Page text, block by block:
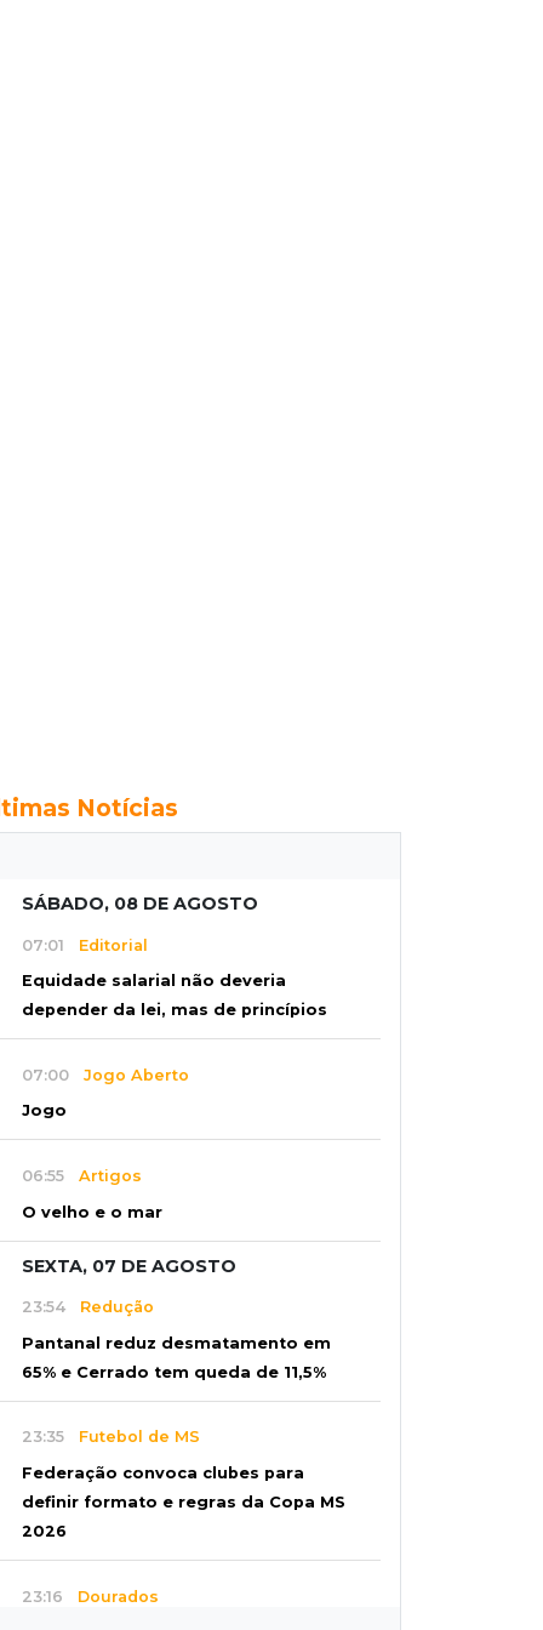
Notícias
SÁBADO, 08 DE AGOSTO
07:01 Editorial
Equidade salarial não deveria
depender da lei, mas de princípios
07:00 Jogo Aberto
Jogo
06:55 Artigos
O velho e o mar
SEXTA, 07 DE AGOSTO
23:54 Redução
Pantanal reduz desmatamento em
65% e Cerrado tem queda de 11,5%
23:35 Futebol de MS
Federação convoca clubes para
definir formato e regras da Copa MS
2026
23:16 Dourados